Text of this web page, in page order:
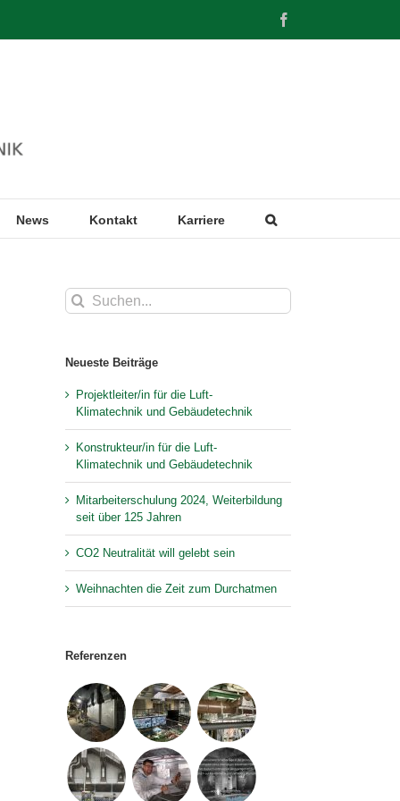
News Kontakt Karriere
Suche
nach:
Neueste Beiträge
Projektleiter/in für die Luft-
Klimatechnik und Gebäudetechnik
Konstrukteur/in für die Luft-
Klimatechnik und Gebäudetechnik
Mitarbeiterschulung 2024, Weiterbildung
seit über 125 Jahren
CO2 Neutralität will gelebt sein
Weihnachten die Zeit zum Durchatmen
Referenzen